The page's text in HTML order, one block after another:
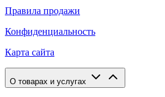
Правила продажи
Конфиденциальность
Карта сайта
О товарах и услугах